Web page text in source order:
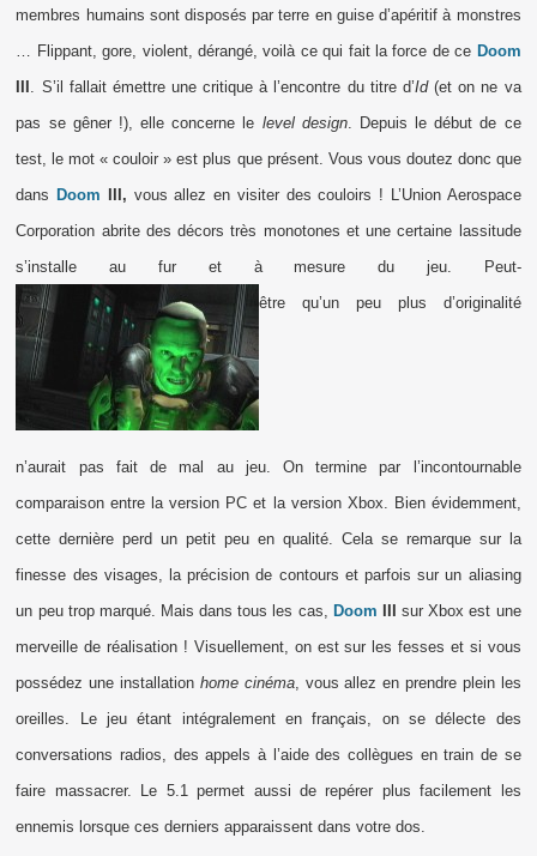
membres humains sont disposés par terre en guise d’apéritif à monstres
… Flippant, gore, violent, dérangé, voilà ce qui fait la force de ce Doom
. S’il fallait émettre une critique à l’encontre du titre d’Id(et on ne va
pas se gêner !), elle concerne le level design. Depuis le début de ce
test, le mot « couloir » est plus que présent. Vous vous doutez donc que
dans Doom III, vous allez en visiter des couloirs ! L’Union Aerospace
Corporation abrite des décors très monotones et une certaine lassitude
s’installe au fur et à mesure du jeu. Peut-
être qu’un peu plus d’originalité
n’aurait pas fait de mal au jeu. On termine par l’incontournable
comparaison entre la version PC et la version Xbox. Bien évidemment,
cette dernière perd un petit peu en qualité. Cela se remarque sur la
finesse des visages, la précision de contours et parfois sur un aliasing
un peu trop marqué. Mais dans tous les cas,
Doom
sur Xbox est une
merveille de réalisation ! Visuellement, on est sur les fesses et si vous
possédez une installation home cinéma, vous allez en prendre plein les
oreilles. Le jeu étant intégralement en français, on se délecte des
conversations radios, des appels à l’aide des collègues en train de se
faire massacrer. Le 5.1 permet aussi de repérer plus facilement les
ennemis lorsque ces derniers apparaissent dans votre dos.